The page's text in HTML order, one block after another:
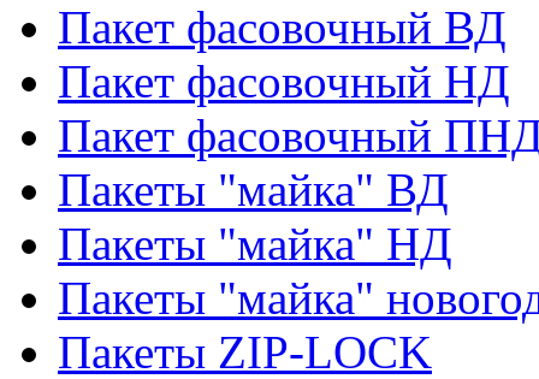
Пакет фасовочный ВД
Пакет фасовочный НД
Пакет фасовочный
Пакеты "майка" ВД
Пакеты "майка" НД
Пакеты "майка"
Пакеты ZIP-LOCK